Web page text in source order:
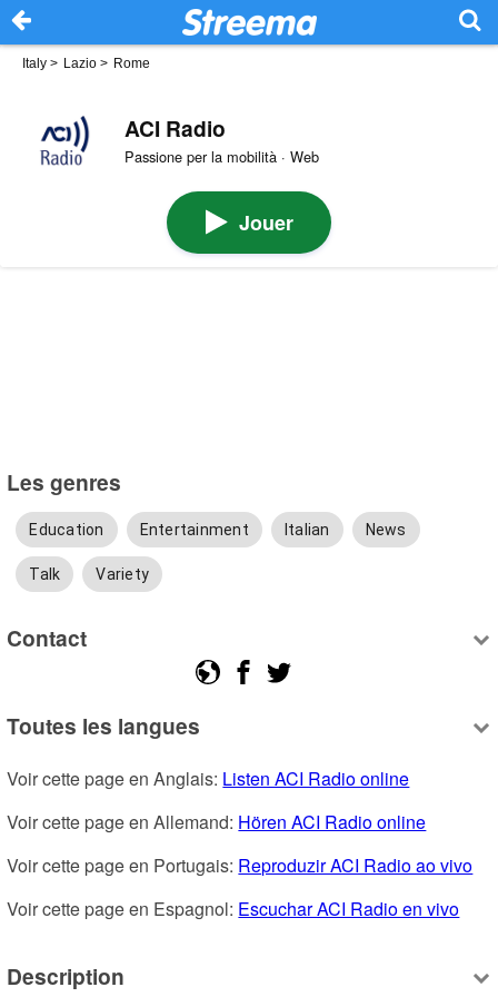
Italy > Lazio > Rome
ACI Radio
Passione per la mobilità · Web
Jouer
Les genres
Education Entertainment Italian News
Talk Variety
Contact
Toutes les langues
Voir cette page en Anglais: Listen ACI Radio online
Voir cette page en Allemand: Hören ACI Radio online
Voir cette page en Portugais: Reproduzir ACI Radio ao vivo
Voir cette page en Espagnol: Escuchar ACI Radio en vivo
Description